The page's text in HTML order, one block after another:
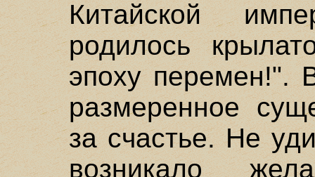
Китайской
родилось
эпоху перемен!".
размеренное
за счастье. Не
возникало